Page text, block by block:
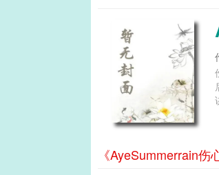
《AyeSummerrain